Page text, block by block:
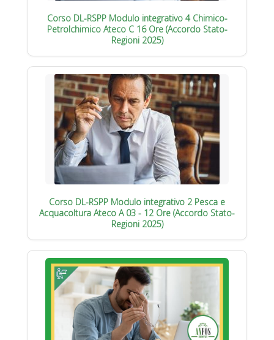
Corso DL-RSPP Modulo integrativo 4 Chimico-
Petrolchimico Ateco C 16 Ore (Accordo Stato-
Regioni 2025)
Corso DL-RSPP Modulo integrativo 2 Pesca e
Acquacoltura Ateco A 03 - 12 Ore (Accordo Stato-
Regioni 2025)